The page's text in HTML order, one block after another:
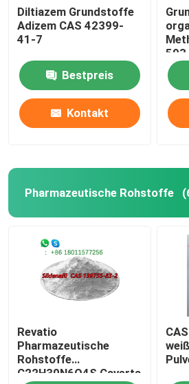
Diltiazem Grundstoffe
Adizem CAS 42399-
41-7
Bestpreis
Kontakt
Pharmazeutische Rohstoffe
Revatio
Pharmazeutische
Rohstoffe
C22H30N6O4S Caverta